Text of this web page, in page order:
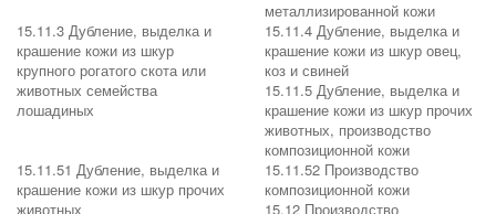
металлизированной кожи
15.11.3 Дубление, выделка и
крашение кожи из шкур
крупного рогатого скота или
животных семейства
лошадиных
15.11.4 Дубление, выделка и
крашение кожи из шкур овец,
коз и свиней
15.11.5 Дубление, выделка и
крашение кожи из шкур прочих
животных, производство
композиционной кожи
15.11.51 Дубление, выделка и
крашение кожи из шкур прочих
животных
15.11.52 Производство
композиционной кожи
15.12 Производство